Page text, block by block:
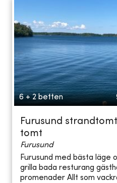
6 + 2 betten
Furusund
tomt
Furusund
Furusund med bästa läge
grilla bada resturang
promenader Allt som